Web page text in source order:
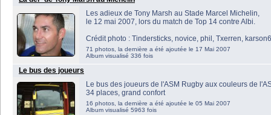
Les adieux de Tony Marsh au Stade Marcel Michelin,
le 12 mai 2007, lors du match de Top 14 contre Albi.
Crédit photo : Tindersticks, novice, phil, Txerren,
71 photos, la dernière a été ajoutée le 17 Mai 2007
Album visualisé 336 fois
Le bus des joueurs
Le bus des joueurs de l'ASM Rugby aux couleurs de
34 places, grand confort
16 photos, la dernière a été ajoutée le 05 Mai 2007
Album visualisé 5963 fois